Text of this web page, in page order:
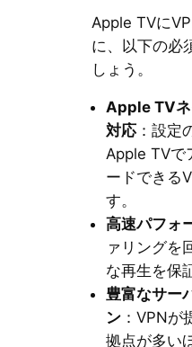
Apple TVに
に、以下の必
しょう。
Apple TVネ
対応：設定
Apple TVで
ードできる
す。
高速パフォ
ァリングを
な再生を保
豊富なサー
ン：VPNが
拠点が多い